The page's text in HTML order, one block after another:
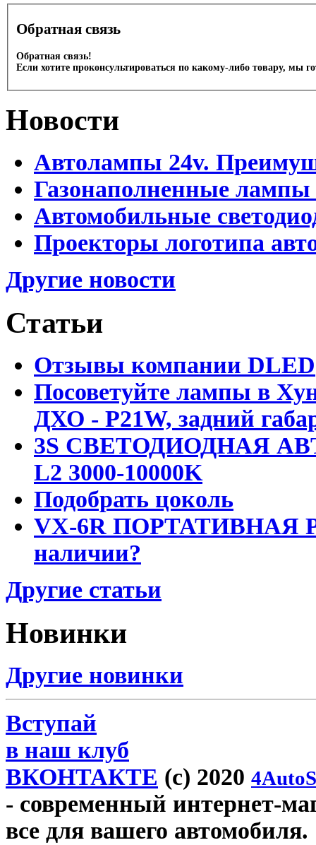
Обратная связь
Обратная связь!
Если хотите проконсультироваться по какому-либо товару, мы
Новости
Автолампы 24v.
Газонаполненные
Автомобильные
Проекторы логотипа
Другие новости
Статьи
Отзывы компании DLED
Посоветуйте лампы в
ДХО - P21W, задний
3S СВЕТОДИОДНАЯ
L2 3000-10000K
Подобрать цоколь
VX-6R ПОРТАТИВНАЯ
наличии?
Другие статьи
Новинки
Другие новинки
Вступай
в наш клуб
ВКОНТАКТЕ (c) 2020
- современный интернет-
все для вашего автомобиля.